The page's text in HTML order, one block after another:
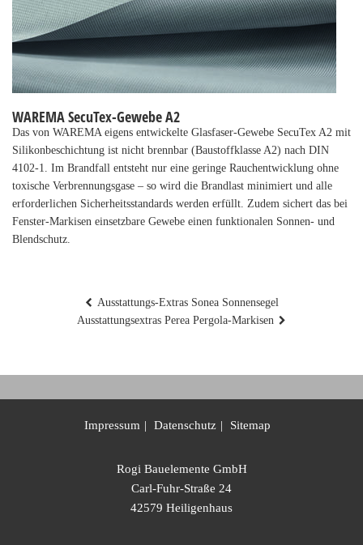
WAREMA SecuTex-Gewebe A2
Das von WAREMA eigens entwickelte Glasfaser-Gewebe SecuTex A2 mit
Silikonbeschichtung ist nicht brennbar (Baustoffklasse A2) nach DIN
4102-1. Im Brandfall entsteht nur eine geringe Rauchentwicklung ohne
toxische Verbrennungsgase – so wird die Brandlast minimiert und alle
erforderlichen Sicherheitsstandards werden erfüllt. Zudem sichert das bei
Fenster-Markisen einsetzbare Gewebe einen funktionalen Sonnen- und
Blendschutz.
BeitragsnavigationAusstattungs-Extras Sonea Sonnensegel
Ausstattungsextras Perea Pergola-Markisen
Impressum Datenschutz Sitemap
Rogi Bauelemente GmbH
Carl-Fuhr-Straße 24
42579 Heiligenhaus